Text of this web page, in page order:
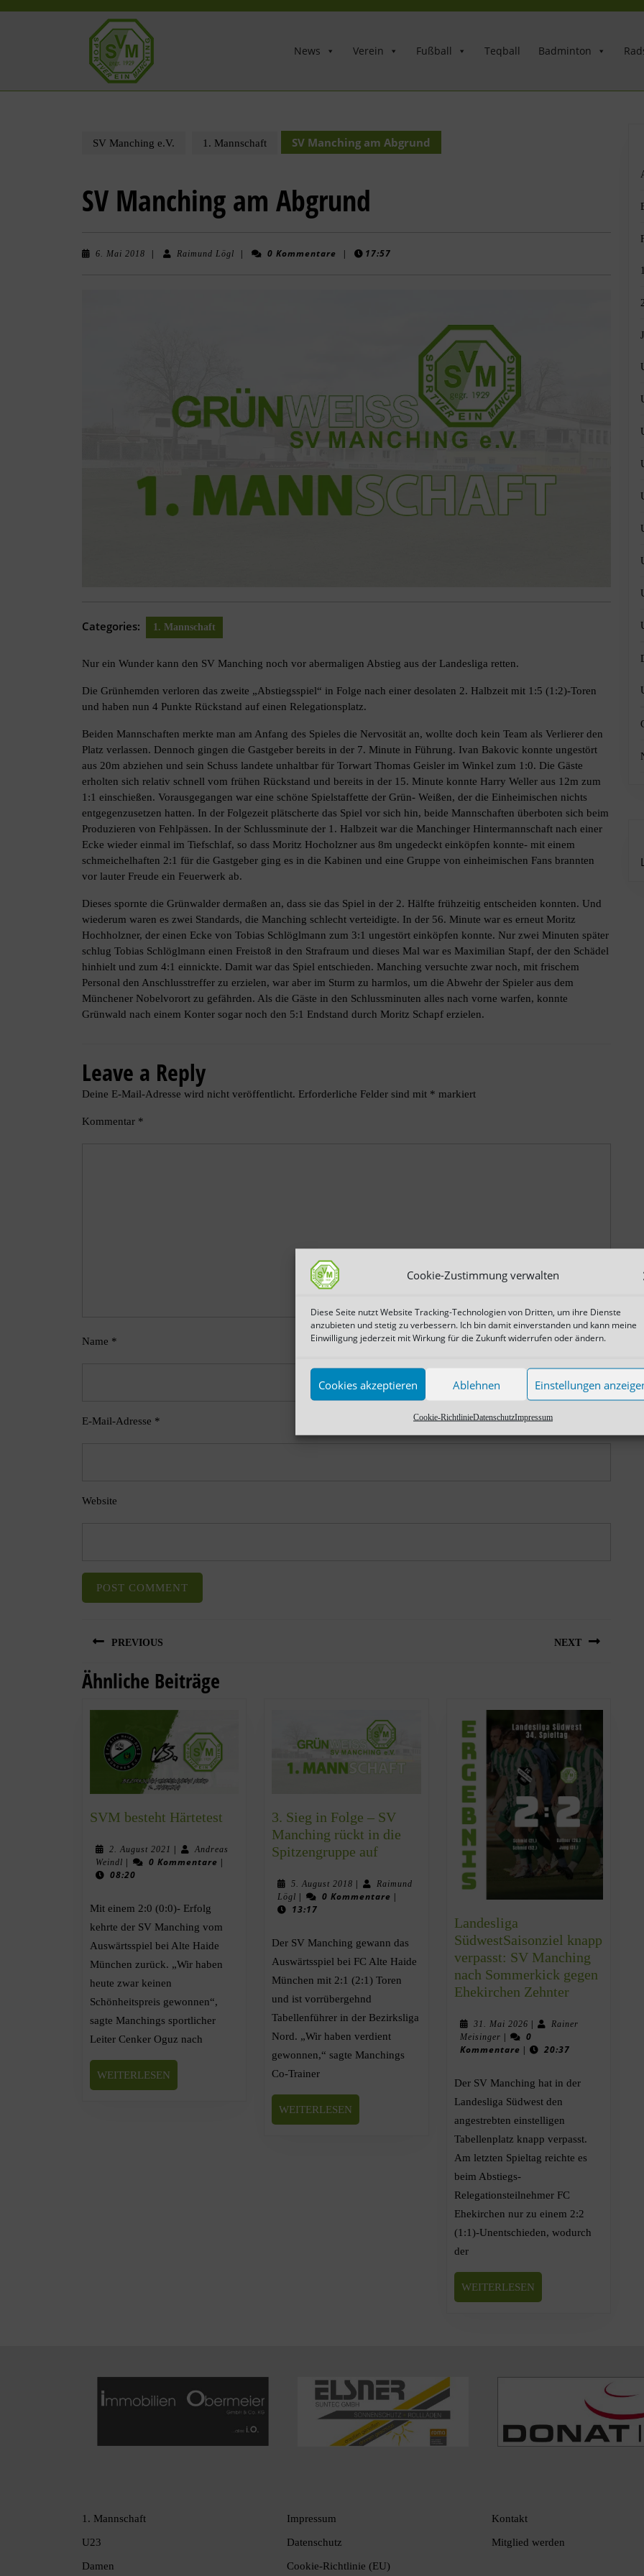
Cookie-Zustimmung verwalten
Diese Seite nutzt Website Tracking-Technologien von Dritten, um ihre Dienste
anzubieten und stetig zu verbessern. Ich bin damit einverstanden und kann meine
Einwilligung jederzeit mit Wirkung für die Zukunft widerrufen oder ändern.
Cookies akzeptieren Ablehnen Einstellungen
Cookie-RichtlinieDatenschutzImpressum
News Verein Fußball Teqball Badminton
SV Manching e.V. 1. Mannschaft SV Manching am Abgrund
SV Manching am Abgrund
6. Mai 2018 | Raimund Lögl | 0 Kommentare | 17:57
Categories: 1. Mannschaft
Nur ein Wunder kann den SV Manching noch vor abermaligen Abstieg aus der Landesliga retten.
Die Grünhemden verloren das zweite „Abstiegsspiel“ in Folge nach einer desolaten 2. Halbzeit mit 1:5 (1:2)-Toren
und haben nun 4 Punkte Rückstand auf einen Relegationsplatz.
Beiden Mannschaften merkte man am Anfang des Spieles die Nervosität an, wollte doch kein Team als Verlierer den
Platz verlassen. Dennoch gingen die Gastgeber bereits in der 7. Minute in Führung. Ivan Bakovic konnte ungestört
aus 20m abziehen und sein Schuss landete unhaltbar für Torwart Thomas Geisler im Winkel zum 1:0. Die Gäste
erholten sich relativ schnell vom frühen Rückstand und bereits in der 15. Minute konnte Harry Weller aus 12m zum
1:1 einschießen. Vorausgegangen war eine schöne Spielstaffette der Grün- Weißen, der die Einheimischen nichts
entgegenzusetzen hatten. In der Folgezeit plätscherte das Spiel vor sich hin, beide Mannschaften überboten sich beim
Produzieren von Fehlpässen. In der Schlussminute der 1. Halbzeit war die Manchinger Hintermannschaft nach einer
Ecke wieder einmal im Tiefschlaf, so dass Moritz Hocholzner aus 8m ungedeckt einköpfen konnte- mit einem
schmeichelhaften 2:1 für die Gastgeber ging es in die Kabinen und eine Gruppe von einheimischen Fans brannten
vor lauter Freude ein Feuerwerk ab.
Dieses spornte die Grünwalder dermaßen an, dass sie das Spiel in der 2. Hälfte frühzeitig entscheiden konnten. Und
wiederum waren es zwei Standards, die Manching schlecht verteidigte. In der 56. Minute war es erneut Moritz
Hochholzner, der einen Ecke von Tobias Schlöglmann zum 3:1 ungestört einköpfen konnte. Nur zwei Minuten später
schlug Tobias Schlöglmann einen Freistoß in den Strafraum und dieses Mal war es Maximilian Stapf, der den Schädel
hinhielt und zum 4:1 einnickte. Damit war das Spiel entschieden. Manching versuchte zwar noch, mit frischem
Personal den Anschlusstreffer zu erzielen, war aber im Sturm zu harmlos, um die Abwehr der Spieler aus dem
Münchener Nobelvorort zu gefährden. Als die Gäste in den Schlussminuten alles nach vorne warfen, konnte
Grünwald nach einem Konter sogar noch den 5:1 Endstand durch Moritz Schapf erzielen.
Leave a Reply
Deine E-Mail-Adresse wird nicht veröffentlicht. Erforderliche Felder sind mit * markiert
Kommentar *
Name *
E-Mail-Adresse *
Website
PREVIOUS NEXT
Ähnliche Beiträge
SVM besteht Härtetest
2. August 2021 |
Andreas
Weindl | 0 Kommentare |
08:20
Mit einem 2:0 (0:0)- Erfolg
kehrte der SV Manching vom
Auswärtsspiel bei Alte Haide
München zurück. „Wir haben
heute zwar keinen
Schönheitspreis gewonnen“,
sagte Manchings sportlicher
Leiter Cenker Oguz nach
WEITERLESEN
3. Sieg in Folge – SV
Manching rückt in die
Spitzengruppe auf
5. August 2018 |
Raimund
Lögl | 0 Kommentare |
13:17
Der SV Manching gewann das
Auswärtsspiel bei FC Alte Haide
München mit 2:1 (2:1) Toren
und ist vorrübergehnd
Tabellenführer in der Bezirksliga
Nord. „Wir haben verdient
gewonnen,“ sagte Manchings
Co-Trainer
WEITERLESEN
Landesliga
SüdwestSaisonziel knapp
verpasst: SV Manching
nach Sommerkick gegen
Ehekirchen Zehnter
31. Mai 2026 |
Rainer
Meisinger |
0
Kommentare | 20:37
Der SV Manching hat in der
Landesliga Südwest den
angestrebten einstelligen
Tabellenplatz knapp verpasst.
Am letzten Spieltag reichte es
beim Abstiegs-
Relegationsteilnehmer FC
Ehekirchen nur zu einem 2:2
(1:1)-Unentschieden, wodurch
der
WEITERLESEN
1. Mannschaft
U23
Damen
Impressum
Datenschutz
Cookie-Richtlinie (EU)
Kontakt
Mitglied werden